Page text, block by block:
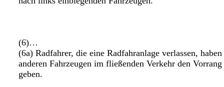
(6)…
(6a) Radfahrer, die eine Radfahranlage verlassen, haben
anderen Fahrzeugen im fließenden Verkehr den Vorrang
geben.